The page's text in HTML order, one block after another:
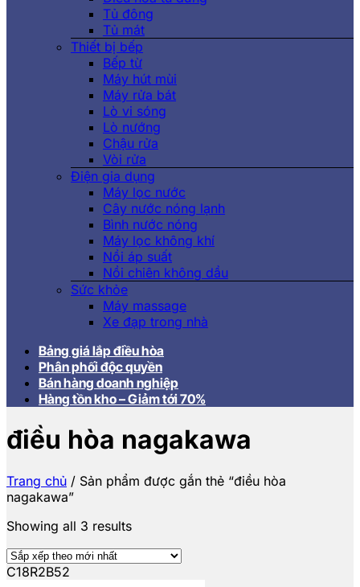
Tủ đông
Tủ mát
Thiết bị bếp
Bếp từ
Máy hút mùi
Máy rửa bát
Lò vi sóng
Lò nướng
Chậu rửa
Vòi rửa
Điện gia dụng
Máy lọc nước
Cây nước nóng lạnh
Bình nước nóng
Máy lọc không khí
Nồi áp suất
Nồi chiên không dầu
Sức khỏe
Máy massage
Xe đạp trong nhà
Bảng giá lắp điều hòa
Phân phối độc quyền
Bán hàng doanh nghiệp
Hàng tồn kho – Giảm tới 70%
điều hòa nagakawa
Trang chủ / Sản phẩm được gắn thẻ “điều hòa
nagakawa”
Showing all 3 results
C18R2B52